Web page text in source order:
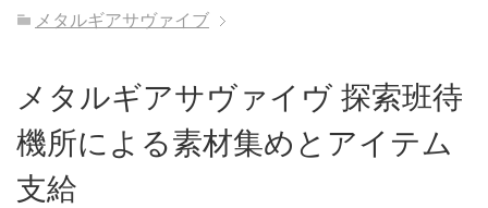
メタルギアサヴァイブ
メタルギアサヴァイヴ 探索班待
機所による素材集めとアイテム
支給